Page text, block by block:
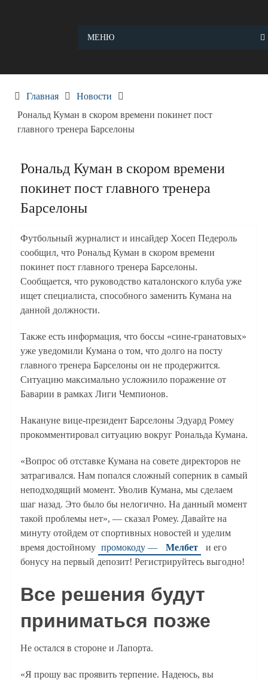
МЕНЮ
Главная
Новости
Рональд Куман в скором времени покинет пост
главного тренера Барселоны
Рональд Куман в скором времени
покинет пост главного тренера
Барселоны
Футбольный журналист и инсайдер Хосеп Педероль
сообщил, что Рональд Куман в скором времени
покинет пост главного тренера Барселоны.
Сообщается, что руководство каталонского клуба уже
ищет специалиста, способного заменить Кумана на
данной должности.
Также есть информация, что боссы «сине-гранатовых»
уже уведомили Кумана о том, что долго на посту
главного тренера Барселоны он не продержится.
Ситуацию максимально усложнило поражение от
Баварии в рамках Лиги Чемпионов.
Накануне вице-президент Барселоны Эдуард Ромеу
прокомментировал ситуацию вокруг Рональда Кумана.
«Вопрос об отставке Кумана на совете директоров не
затрагивался. Нам попался сложный соперник в самый
неподходящий момент. Уволив Кумана, мы сделаем
шаг назад. Это было бы нелогично. На данный момент
такой проблемы нет», — сказал Ромеу. Давайте на
минуту отойдем от спортивных новостей и уделим
время достойному промокоду — Мелбет
и его
бонусу на первый депозит! Регистрируйтесь выгодно!
Все решения будут
приниматься позже
Не остался в стороне и Лапорта.
«Я прошу вас проявить терпение. Надеюсь, вы